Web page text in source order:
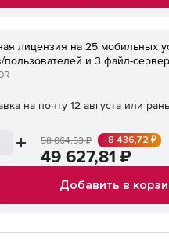
лицензия на 25 мобильных
пользователей и 3 файл-
на почту 12 августа или
58 064,53₽ - 8 436,72 ₽
49 627,81 ₽
Добавить в